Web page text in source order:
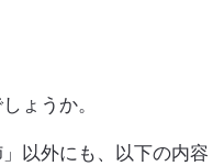
ょうか。
以外にも、以下の内容